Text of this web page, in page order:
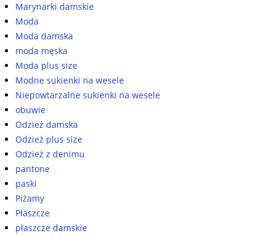
Marynarki damskie
Moda
Moda damska
moda męska
Moda plus size
Modne sukienki na wesele
Niepowtarzalne sukienki na wesele
obuwie
Odzież damska
Odzież plus size
Odzież z denimu
pantone
paski
Piżamy
Płaszcze
płaszcze damskie